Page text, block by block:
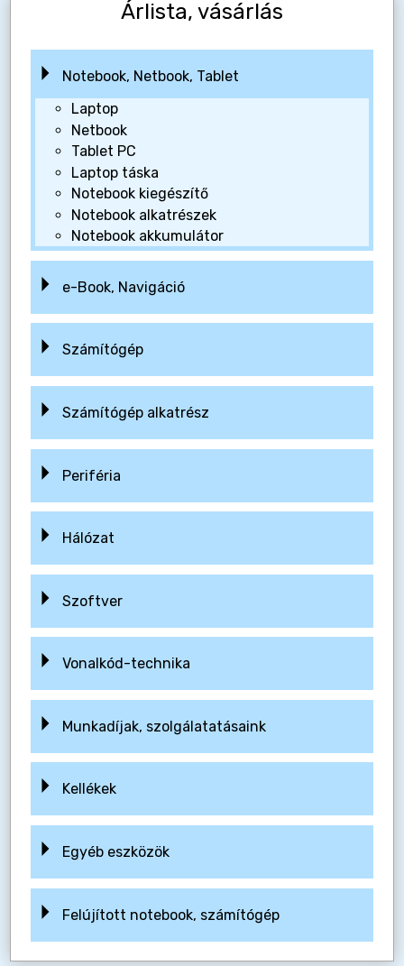
Árlista, vásárlás
Notebook, Netbook, Tablet
Laptop
Netbook
Tablet PC
Laptop táska
Notebook kiegészítő
Notebook alkatrészek
Notebook akkumulátor
e-Book, Navigáció
Számítógép
Számítógép alkatrész
Periféria
Hálózat
Szoftver
Vonalkód-technika
Munkadíjak, szolgálatatásaink
Kellékek
Egyéb eszközök
Felújított notebook, számítógép